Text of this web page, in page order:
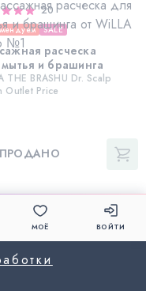
20
SALE
расческа
и брашинга
THE BRASHU Dr. Scalp
Outlet Price
МОЁ ВОЙТИ